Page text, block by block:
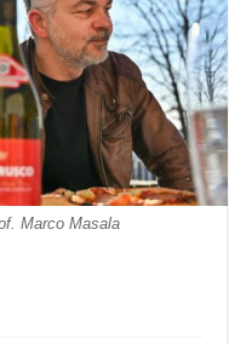
Marco Masala